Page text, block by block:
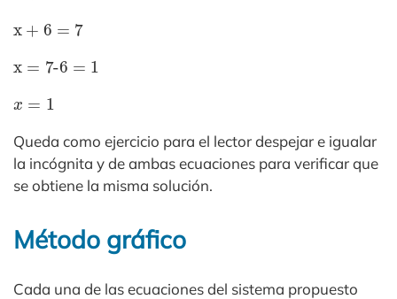
=
7-6 =
Queda como ejercicio para el lector despejar e igualar
la incógnita y de ambas ecuaciones para verificar que
se obtiene la misma solución.
Método gráfico
Cada una de las ecuaciones del sistema propuesto